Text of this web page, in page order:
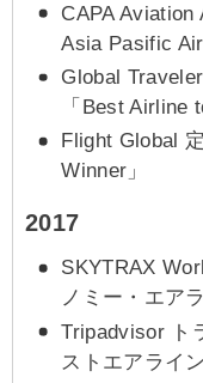
CAPA
Asia Pasific
Global
「Best Airline
Flight Global
Winner」
2017
SKYTRAX
ノミー・エア
Tripadvisor ト
ストエアライン